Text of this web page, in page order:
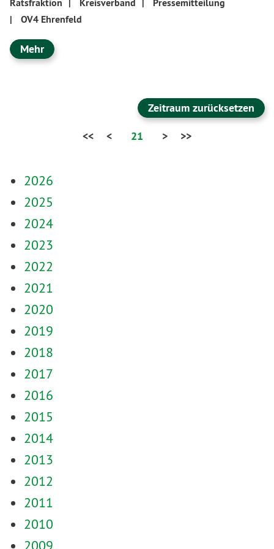
Ratsfraktion | Kreisverband |
Pressemitteilung
|
OV4 Ehrenfeld
Mehr
Zeitraum zurücksetzen
<<
< 21 > >>
2026
2025
2024
2023
2022
2021
2020
2019
2018
2017
2016
2015
2014
2013
2012
2011
2010
2009